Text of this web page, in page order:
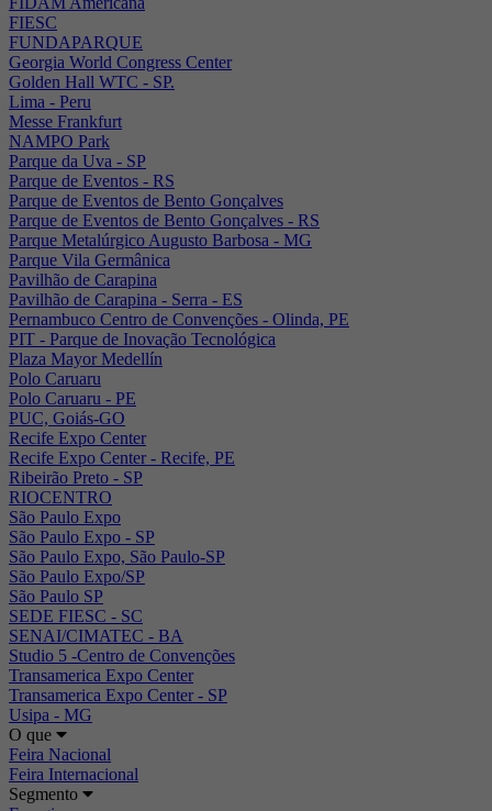
FIESC
FUNDAPARQUE
Georgia World Congress Center
Golden Hall WTC - SP.
Lima - Peru
Messe Frankfurt
NAMPO Park
Parque da Uva - SP
Parque de Eventos - RS
Parque de Eventos de Bento Gonçalves
Parque de Eventos de Bento Gonçalves - RS
Parque Metalúrgico Augusto Barbosa - MG
Parque Vila Germânica
Pavilhão de Carapina
Pavilhão de Carapina - Serra - ES
Pernambuco Centro de Convenções - Olinda, PE
PIT - Parque de Inovação Tecnológica
Plaza Mayor Medellín
Polo Caruaru
Polo Caruaru - PE
PUC, Goiás-GO
Recife Expo Center
Recife Expo Center - Recife, PE
Ribeirão Preto - SP
RIOCENTRO
São Paulo Expo
São Paulo Expo - SP
São Paulo Expo, São Paulo-SP
São Paulo Expo/SP
São Paulo SP
SEDE FIESC - SC
SENAI/CIMATEC - BA
Studio 5 -Centro de Convenções
Transamerica Expo Center
Transamerica Expo Center - SP
Usipa - MG
O que
Feira Nacional
Feira Internacional
Segmento